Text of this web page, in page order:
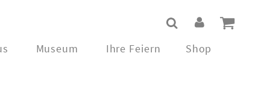
Museum Ihre Feiern Shop